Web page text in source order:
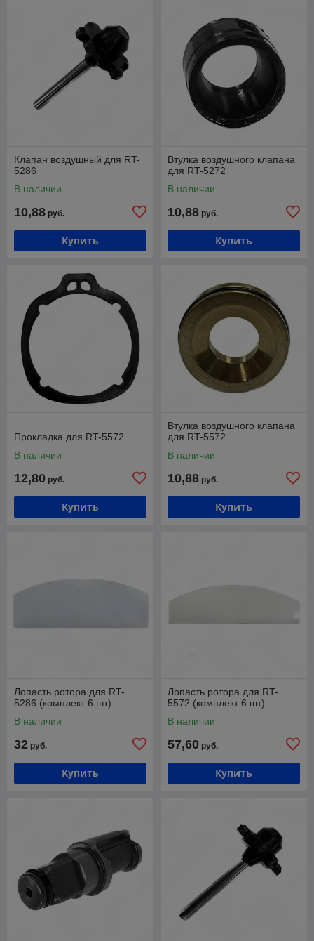
Клапан воздушный для RT-
5286
В наличии
10,88 руб.
Купить
Втулка воздушного клапана
для RT-5272
В наличии
10,88 руб.
Купить
Прокладка для RT-5572
В наличии
12,80 руб.
Купить
Втулка воздушного клапана
для RT-5572
В наличии
10,88 руб.
Купить
Лопасть ротора для RT-
5286 (комплект 6 шт)
В наличии
32 руб.
Купить
Лопасть ротора для RT-
5572 (комплект 6 шт)
В наличии
57,60 руб.
Купить